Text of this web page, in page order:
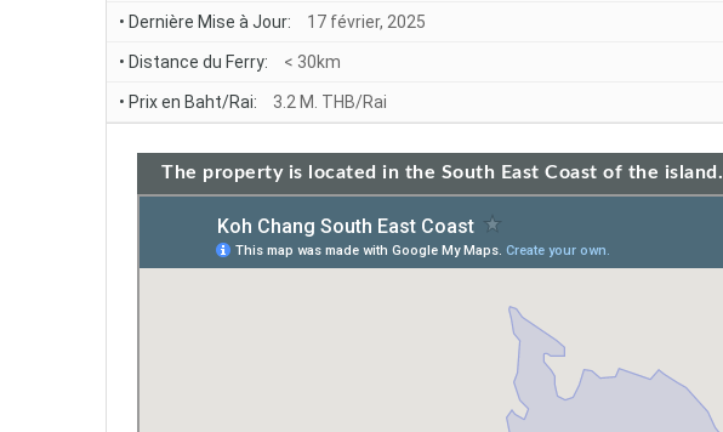
• Dernière Mise à Jour: 17 février, 2025
• Distance du Ferry: < 30km
• Prix en Baht/Rai: 3.2 M. THB/Rai
The property is located in the South East Coast of the island.